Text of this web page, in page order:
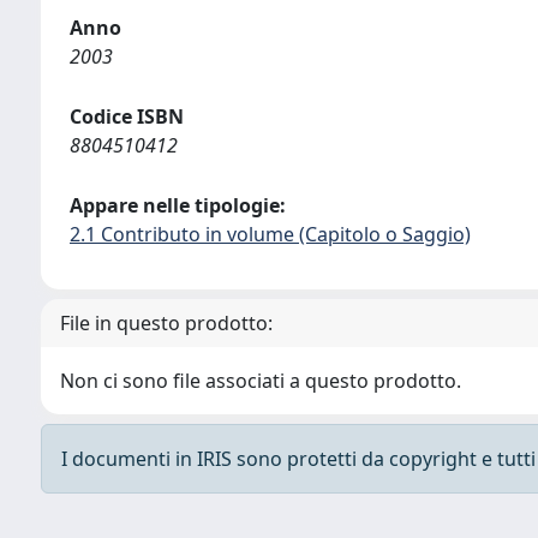
Anno
2003
Codice ISBN
8804510412
Appare nelle tipologie:
2.1 Contributo in volume (Capitolo o Saggio)
File in questo prodotto:
Non ci sono file associati a questo prodotto.
I documenti in IRIS sono protetti da copyright e